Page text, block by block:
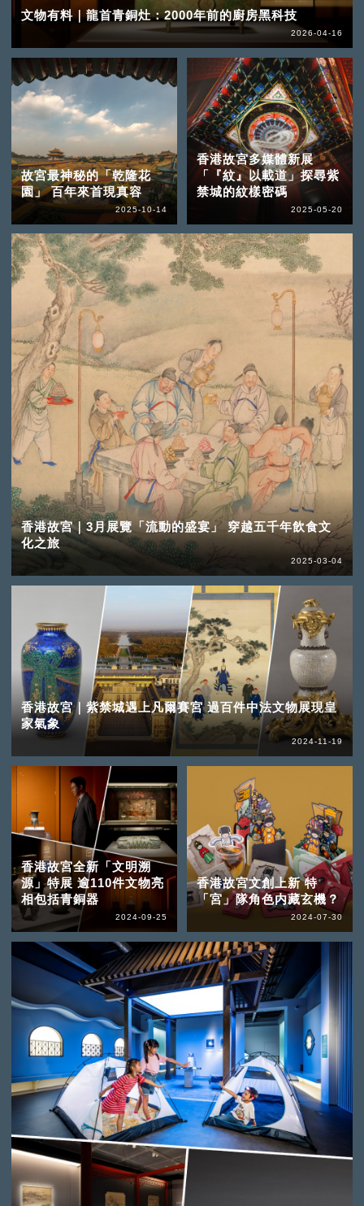
文物有料｜龍首青銅灶：2000年前的廚房黑科技
2026-04-16
故宮最神秘的「乾隆花
園」 百年來首現真容
2025-10-14
香港故宮多媒體新展
「『紋』以載道」探尋紫
禁城的紋樣密碼
2025-05-20
香港故宮｜3月展覽「流動的盛宴」 穿越五千年飲食文
化之旅
2025-03-04
香港故宮｜紫禁城遇上凡爾賽宮 過百件中法文物展現皇
家氣象
2024-11-19
香港故宮全新「文明溯
源」特展 逾110件文物亮
相包括青銅器
2024-09-25
香港故宮文創上新 特
「宮」隊角色内藏玄機？
2024-07-30